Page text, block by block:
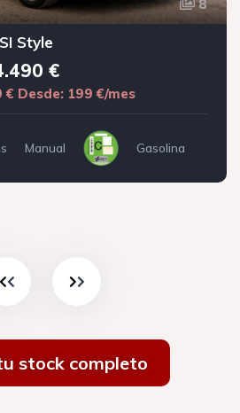
8
Style
€
€ Desde: 199 €/mes
Manual Gasolina
stock completo